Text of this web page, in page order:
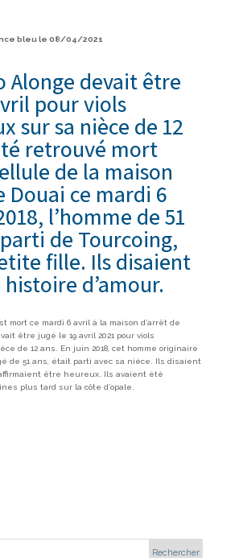
bleu le 08/04/2021
Alonge devait être
pour viols
sur sa nièce de 12
retrouvé mort
de la maison
Douai ce mardi 6
l’homme de 51
de Tourcoing,
fille. Ils disaient
d’amour.
mort ce mardi 6 avril à la maison d’arrêt de
être jugé le 19 avril 2021 pour viols
de 12 ans. En juin 2018, cet homme originaire
de 51 ans, était parti avec sa nièce. Ils disaient
être heureux. Ils avaient été
plus tard sur la côte d’opale.